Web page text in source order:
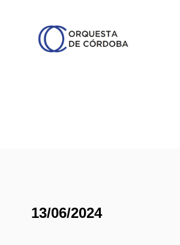
13/06/2024